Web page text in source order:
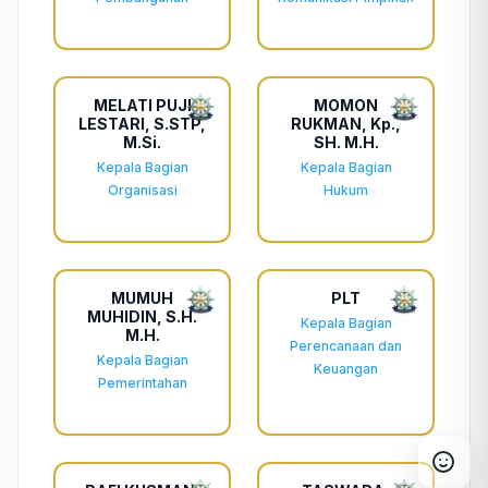
MELATI PUJI
LESTARI, S.STP,
M.Si.
Kepala Bagian
Organisasi
MOMON
RUKMAN, Kp.,
SH. M.H.
Kepala Bagian
Hukum
MUMUH
MUHIDIN, S.H.
M.H.
Kepala Bagian
Pemerintahan
PLT
Kepala Bagian
Perencanaan dan
Keuangan
Atur Ukuran Teks
Standar +
Normal Sedang Besar
Rata Tulisan